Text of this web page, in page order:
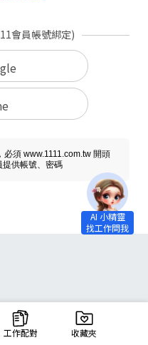
會員帳號綁定)
須 www.1111.com.tw 開頭
供帳號、密碼
工作配對 收藏夾